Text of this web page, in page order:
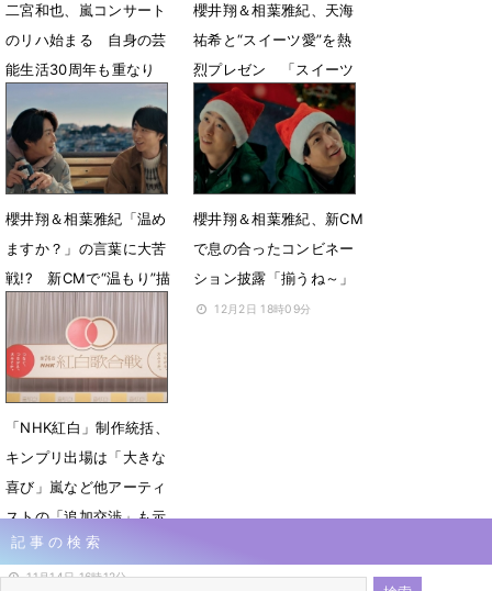
二宮和也、嵐コンサート
のリハ始まる 自身の芸
能生活30周年も重なり
2月4日 13時02分
櫻井翔＆相葉雅紀、天海
祐希と“スイーツ愛”を熱
烈プレゼン 「スイーツ
総選挙」開幕
1月26日 00時06分
櫻井翔＆相葉雅紀「温め
ますか？」の言葉に大苦
戦!? 新CMで“温もり”描
12月26日 00時10分
櫻井翔＆相葉雅紀、新CM
で息の合ったコンビネー
ション披露「揃うね～」
12月2日 18時09分
「NHK紅白」制作統括、
キンプリ出場は「大きな
喜び」嵐など他アーティ
ストの「追加交渉」も示
唆
11月14日 16時12分
記事の検索